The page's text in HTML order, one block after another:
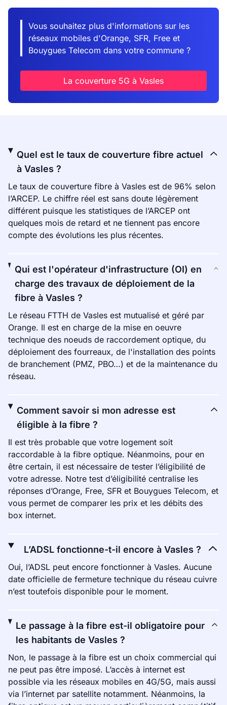
Vous souhaitez plus d'informations sur les
réseaux mobiles d'Orange, SFR, Free et
Bouygues Telecom dans votre commune ?
La couverture 5G à Vasles
Quel est le taux de couverture fibre actuel
à Vasles ?
Le taux de couverture fibre à Vasles est de 96% selon
l’ARCEP. Le chiffre réel est sans doute légèrement
différent puisque les statistiques de l’ARCEP ont
quelques mois de retard et ne tiennent pas encore
compte des évolutions les plus récentes.
Qui est l'opérateur d'infrastructure (OI) en
charge des travaux de déploiement de la
fibre à Vasles ?
Le réseau FTTH de Vasles est mutualisé et géré par
Orange. Il est en charge de la mise en oeuvre
technique des noeuds de raccordement optique, du
déploiement des fourreaux, de l'installation des points
de branchement (PMZ, PBO…) et de la maintenance du
réseau.
Comment savoir si mon adresse est
éligible à la fibre ?
Il est très probable que votre logement soit
raccordable à la fibre optique. Néanmoins, pour en
être certain, il est nécessaire de tester l’éligibilité de
votre adresse. Notre test d’éligibilité centralise les
réponses d’Orange, Free, SFR et Bouygues Telecom, et
vous permet de comparer les prix et les débits des
box internet.
L’ADSL fonctionne-t-il encore à Vasles ?
Oui, l’ADSL peut encore fonctionner à Vasles. Aucune
date officielle de fermeture technique du réseau cuivre
n’est toutefois disponible pour le moment.
Le passage à la fibre est-il obligatoire pour
les habitants de Vasles ?
Non, le passage à la fibre est un choix commercial qui
ne peut pas être imposé. L’accès à internet est
possible via les réseaux mobiles en 4G/5G, mais aussi
via l’internet par satellite notamment. Néanmoins, la